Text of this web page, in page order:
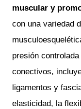
muscular y
con una variedad
presión
conectivos,
ligamentos y
elasticidad, la